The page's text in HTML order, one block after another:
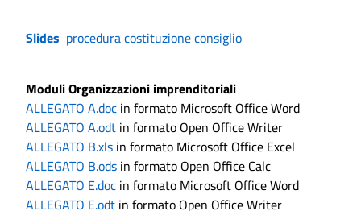
Slides procedura costituzione consiglio
Moduli Organizzazioni imprenditoriali
ALLEGATO A.doc in formato Microsoft Office Word
ALLEGATO A.odt in formato Open Office Writer
ALLEGATO B.xls in formato Microsoft Office Excel
ALLEGATO B.ods in formato Open Office Calc
ALLEGATO E.doc in formato Microsoft Office Word
ALLEGATO E.odt in formato Open Office Writer